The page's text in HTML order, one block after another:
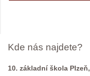
Kde nás najdete?
10. základní škola Plzeň,